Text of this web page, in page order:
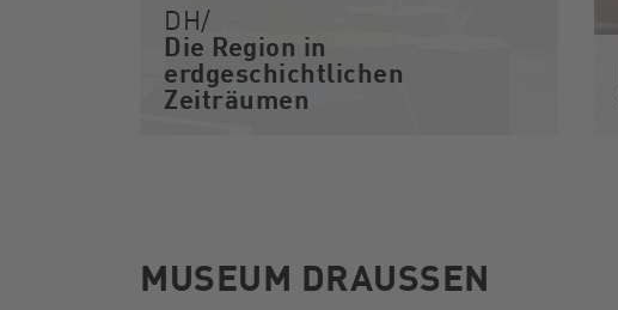
DH/
Die Region in
erdgeschichtlichen
Zeiträumen
MUSEUM DRAUSSEN